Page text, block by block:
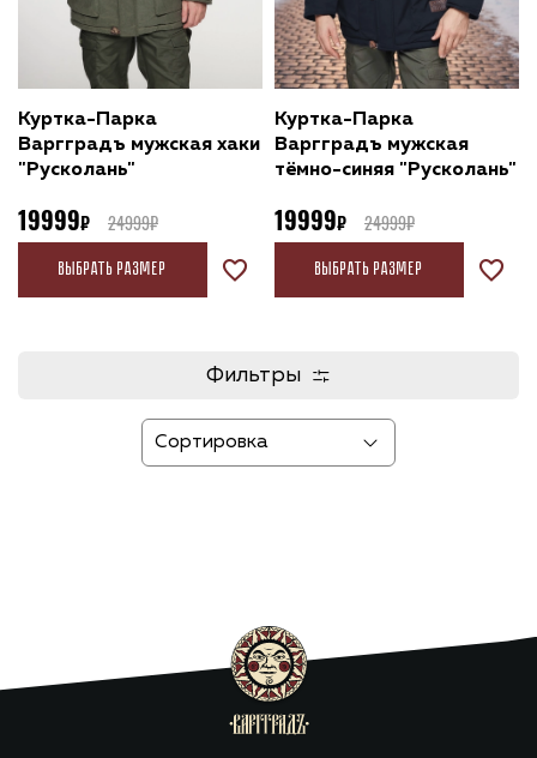
Куртка-Парка
Варгградъ мужская хаки
"Русколань"
19999 24999
Выбрать размер
Куртка-Парка
Варгградъ мужская
тёмно-синяя "Русколань"
19999 24999
Выбрать размер
Фильтры